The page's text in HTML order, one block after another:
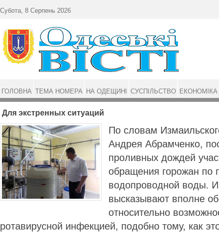
Для экстренных ситуаций
По словам
Андрея Абрамченко,
проливных дождей
обращения горожан по
водопроводной воды.
высказывают вполне
относительно
ротавирусной инфекцией, подобно тому, как
Субота, 8 Серпень 2026
ГОЛОВНА ТЕМА НОМЕРА НА ОДЕЩИНІ СУСПІЛЬСТВО ЕКОНОМІКА